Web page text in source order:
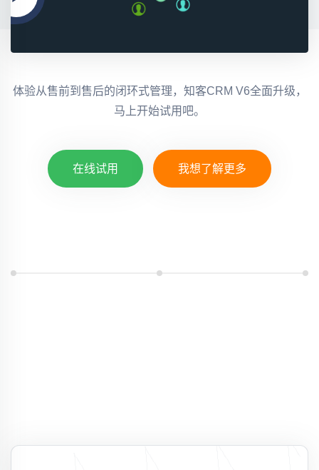
体验从售前到售后的闭环式管理，知客CRM V6全面升级，
马上开始试用吧。
在线试用 我想了解更多